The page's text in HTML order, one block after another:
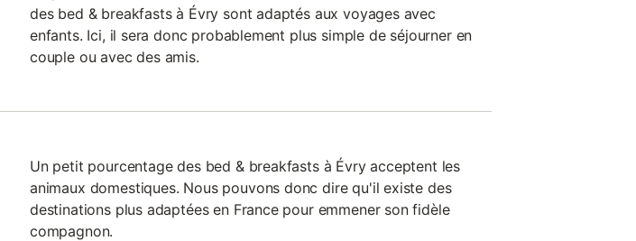
des bed & breakfasts à Évry sont adaptés aux voyages avec
enfants. Ici, il sera donc probablement plus simple de séjourner en
couple ou avec des amis.
Un petit pourcentage des bed & breakfasts à Évry acceptent les
animaux domestiques. Nous pouvons donc dire qu'il existe des
destinations plus adaptées en France pour emmener son fidèle
compagnon.